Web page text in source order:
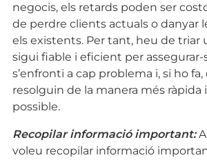
negocis, els retards poden ser
de perdre clients actuals o danyar
els existents. Per tant, heu de triar
sigui fiable i eficient per assegurar-
s’enfronti a cap problema i, si ho
resolguin de la manera més ràpida
possible.
Recopilar informació important:A
voleu recopilar informació